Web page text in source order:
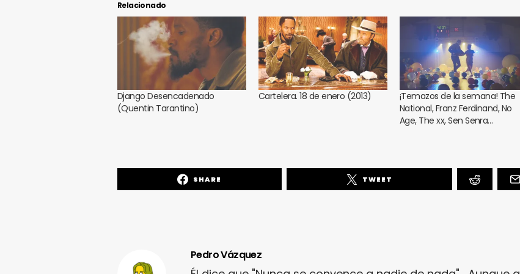
Relacionado
Django Desencadenado
(Quentin Tarantino)
Cartelera. 18 de enero (2013)
¡Temazos de la semana! The
National, Franz Ferdinand, No
Age, The xx, Sen Senra…
SHARE TWEET
Pedro Vázquez